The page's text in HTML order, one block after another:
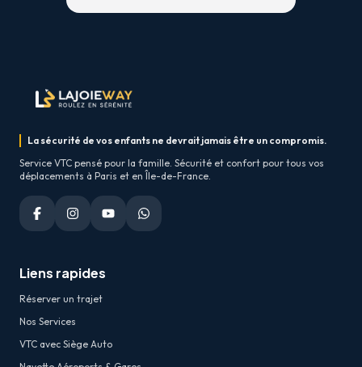
La sécurité de vos enfants ne devrait jamais être un compromis.
Service VTC pensé pour la famille. Sécurité et confort pour tous vos
déplacements à Paris et en Île-de-France.
Liens rapides
Réserver un trajet
Nos Services
VTC avec Siège Auto